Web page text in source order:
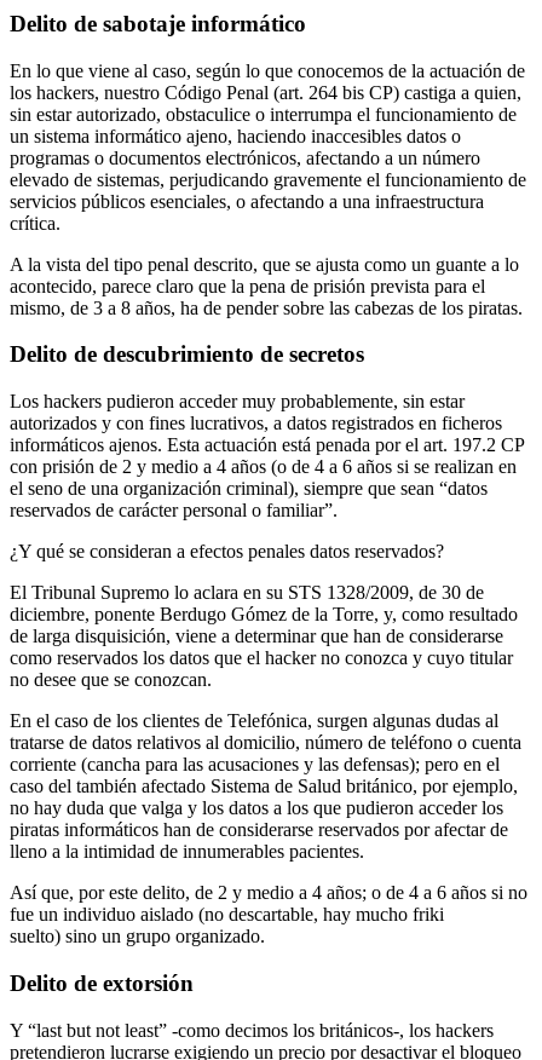
Delito de sabotaje informático
En lo que viene al caso, según lo que conocemos de la actuación de
los hackers, nuestro Código Penal (art. 264 bis CP) castiga a quien,
sin estar autorizado, obstaculice o interrumpa el funcionamiento de
un sistema informático ajeno, haciendo inaccesibles datos o
programas o documentos electrónicos, afectando a un número
elevado de sistemas, perjudicando gravemente el funcionamiento de
servicios públicos esenciales, o afectando a una infraestructura
crítica.
A la vista del tipo penal descrito, que se ajusta como un guante a lo
acontecido, parece claro que la pena de prisión prevista para el
mismo, de 3 a 8 años, ha de pender sobre las cabezas de los piratas.
Delito de descubrimiento de secretos
Los hackers pudieron acceder muy probablemente, sin estar
autorizados y con fines lucrativos, a datos registrados en ficheros
informáticos ajenos. Esta actuación está penada por el art. 197.2 CP
con prisión de 2 y medio a 4 años (o de 4 a 6 años si se realizan en
el seno de una organización criminal), siempre que sean “datos
reservados de carácter personal o familiar”.
¿Y qué se consideran a efectos penales datos reservados?
El Tribunal Supremo lo aclara en su STS 1328/2009, de 30 de
diciembre, ponente Berdugo Gómez de la Torre, y, como resultado
de larga disquisición, viene a determinar que han de considerarse
como reservados los datos que el hacker no conozca y cuyo titular
no desee que se conozcan.
En el caso de los clientes de Telefónica, surgen algunas dudas al
tratarse de datos relativos al domicilio, número de teléfono o cuenta
corriente (cancha para las acusaciones y las defensas); pero en el
caso del también afectado Sistema de Salud británico, por ejemplo,
no hay duda que valga y los datos a los que pudieron acceder los
piratas informáticos han de considerarse reservados por afectar de
lleno a la intimidad de innumerables pacientes.
Así que, por este delito, de 2 y medio a 4 años; o de 4 a 6 años si no
fue un individuo aislado (no descartable, hay mucho friki
suelto) sino un grupo organizado.
Delito de extorsión
Y “last but not least” -como decimos los británicos-, los hackers
pretendieron lucrarse exigiendo un precio por desactivar el bloqueo